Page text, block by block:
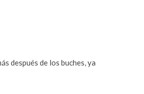
después de los buches, ya